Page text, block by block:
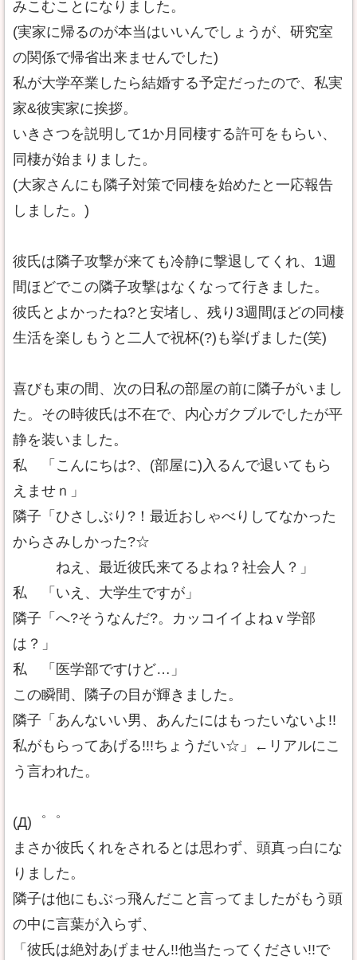
みこむことになりました。
(実家に帰るのが本当はいいんでしょうが、研究室
の関係で帰省出来ませんでした)
私が大学卒業したら結婚する予定だったので、私実
家&彼実家に挨拶。
いきさつを説明して1か月同棲する許可をもらい、
同棲が始まりました。
(大家さんにも隣子対策で同棲を始めたと一応報告
しました。)
彼氏は隣子攻撃が来ても冷静に撃退してくれ、1週
間ほどでこの隣子攻撃はなくなって行きました。
彼氏とよかったね?と安堵し、残り3週間ほどの同棲
生活を楽しもうと二人で祝杯(?)も挙げました(笑)
喜びも束の間、次の日私の部屋の前に隣子がいまし
た。その時彼氏は不在で、内心ガクブルでしたが平
静を装いました。
私 「こんにちは?、(部屋に)入るんで退いてもら
えませｎ」
隣子「ひさしぶり?！最近おしゃべりしてなかった
からさみしかった?☆
ねえ、最近彼氏来てるよね？社会人？」
私 「いえ、大学生ですが」
隣子「へ?そうなんだ?。カッコイイよねｖ学部
は？」
私 「医学部ですけど…」
この瞬間、隣子の目が輝きました。
隣子「あんないい男、あんたにはもったいないよ!!
私がもらってあげる!!!ちょうだい☆」←リアルにこ
う言われた。
(Д)゜゜
まさか彼氏くれをされるとは思わず、頭真っ白にな
りました。
隣子は他にもぶっ飛んだこと言ってましたがもう頭
の中に言葉が入らず、
「彼氏は絶対あげません!!他当たってください!!で